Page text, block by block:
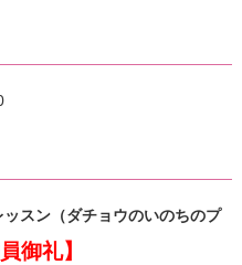
ッスン（ダチョウのいのちのプ
御礼】